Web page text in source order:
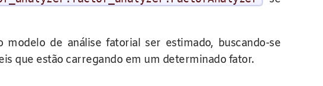
de análise fatorial ser estimado, buscando-se
que estão carregando em um determinado fator.